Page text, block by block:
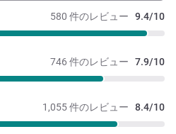
580 件のレビュー 9.4/10
746 件のレビュー 7.9/10
1,055 件のレビュー 8.4/10